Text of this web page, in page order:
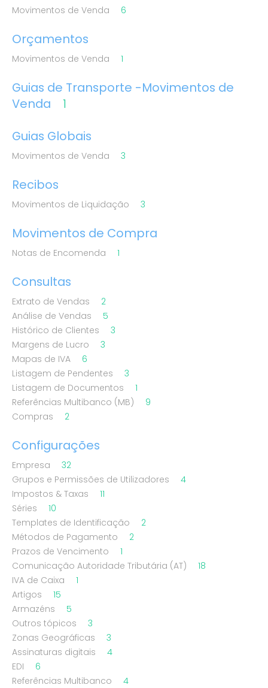
Movimentos de Venda 6
Orçamentos
Movimentos de Venda 1
Guias de Transporte -Movimentos de
Venda
1
Guias Globais
Movimentos de Venda 3
Recibos
Movimentos de Liquidação 3
Movimentos de Compra
Notas de Encomenda 1
Consultas
Extrato de Vendas
2
Análise de Vendas
5
Histórico de Clientes
3
Margens de Lucro
3
Mapas de IVA
6
Listagem de Pendentes
3
Listagem de Documentos
1
Referências Multibanco (MB)
9
Compras
2
Configurações
Empresa
32
Grupos e Permissões de Utilizadores
4
Impostos & Taxas
11
Séries
10
Templates de Identificação
2
Métodos de Pagamento
2
Prazos de Vencimento
1
Comunicação Autoridade Tributária (AT)
18
IVA de Caixa
1
Artigos
15
Armazéns
5
Outros tópicos
3
Zonas Geográficas
3
Assinaturas digitais
4
EDI
6
Referências Multibanco
4